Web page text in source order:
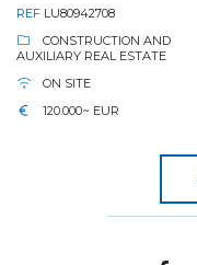
REF LU80942708
CONSTRUCTION AND
AUXILIARY REAL ESTATE
ON SITE
120.000~ EUR